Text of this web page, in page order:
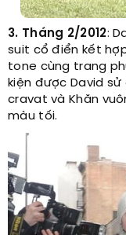
3. Tháng 2/2012:
suit cổ điển kết
tone cùng trang
kiện được David
cravat và Khăn
màu tối.